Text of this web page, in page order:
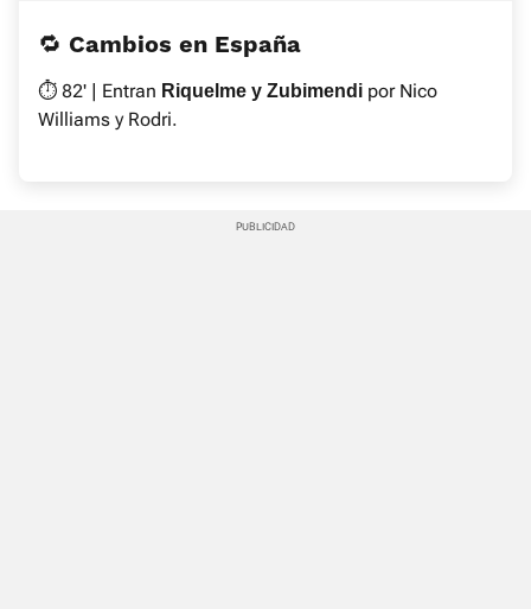
🔁 Cambios en España
⏱ 82' | Entran Riquelme y Zubimendi por Nico
Williams y Rodri.